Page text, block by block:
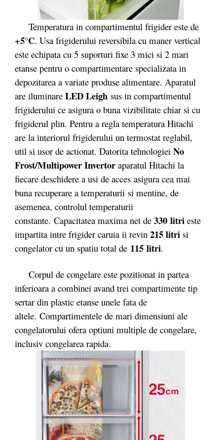
Temperatura in compartimentul frigider este de
+5°C. Usa frigiderului reversibila cu maner vertical
este echipata cu 5 suporturi fixe 3 mici si 2 mari
etanse pentru o compartimentare specializata in
depozitarea a variate produse alimentare. Aparatul
are iluminare LED Leigh sus in compartimentul
frigiderului ce asigura o buna vizibilitate chiar si cu
frigiderul plin. Pentru a regla temperatura Hitachi
are la interiorul frigiderului un termostat reglabil,
util si usor de actionat. Datorita tehnologiei No
Frost/Multipower Invertor aparatul Hitachi la
fiecare deschidere a usi de acces asigura cea mai
buna recuperare a temperaturii si mentine, de
asemenea, controlul temperaturii
constante. Capacitatea maxima net de 330 litri este
impartita intre frigider caruia ii revin 215 litri si
congelator cu un spatiu total de 115 litri.
Corpul de congelare este pozitionat in partea
inferioara a combinei avand trei compartimente tip
sertar din plastic etanse unele fata de
altele. Compartimentele de mari dimensiuni ale
congelatorului ofera optiuni multiple de congelare,
inclusiv congelarea rapida.